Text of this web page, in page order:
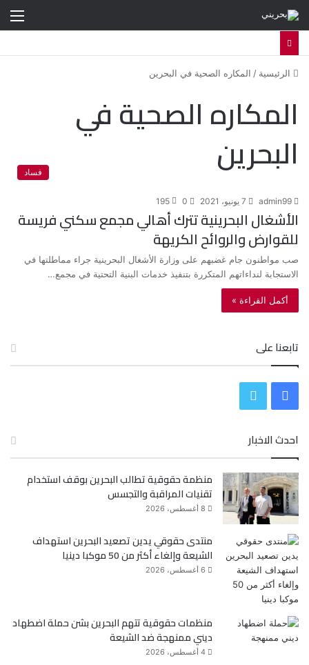
الرئيسية / المكاره الصحية في البحرين
المكاره الصحية في
البحرين فساد
admin99 7 يونيو، 2021 0
195
الأشغال البحرينية تترك أهالي مجمع سكني فريسة
للقوارض والروائح الكريهة
صب مواطنون جام غضبهم على وزارة الأشغال البحرينية جراء مماطلتها في
الاستجابة لنداءاتهم المتكررة بتنفيذ خدمات البنية التحتية في مجمع…
أكمل القراءة »
تابعنا على
ب
و
ي
ت
ر
احدث الاخبار
منظمة حقوقية تطالب البحرين بوقف استخدام
تقنيات المراقبة والتجسس
8 أغسطس، 2026
منتدى حقوقي يدين تصعيد البحرين استهداف
الشيعة وإلغاء أكثر من 50 موكبا دينيا
6 أغسطس، 2026
منظمات حقوقية تتهم البحرين بشن حملة اضطهاد
ديني ممنهجة ضد الشيعة
4 أغسطس، 2026